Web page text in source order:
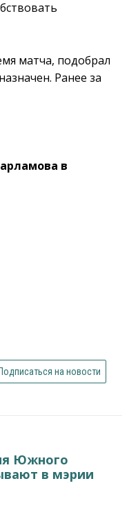
матча, подобрал
Ранее за
в
Подписаться на новости
Южного
в мэрии